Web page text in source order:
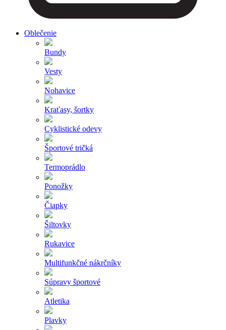
Oblečenie
Bundy
Vesty
Nohavice
Kraťasy, šortky
Cyklistické odevy
Športové tričká
Termoprádlo
Ponožky
Čiapky
Šiltovky
Rukavice
Multifunkčné nákrčníky
Súpravy športové
Atletika
Plavky